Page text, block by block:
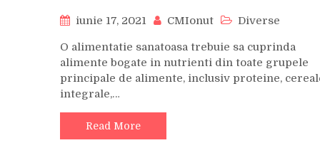
iunie 17, 2021 CMIonut Diverse
O alimentatie sanatoasa trebuie sa cuprinda
alimente bogate in nutrienti din toate grupele
principale de alimente, inclusiv proteine,
integrale,…
Read More